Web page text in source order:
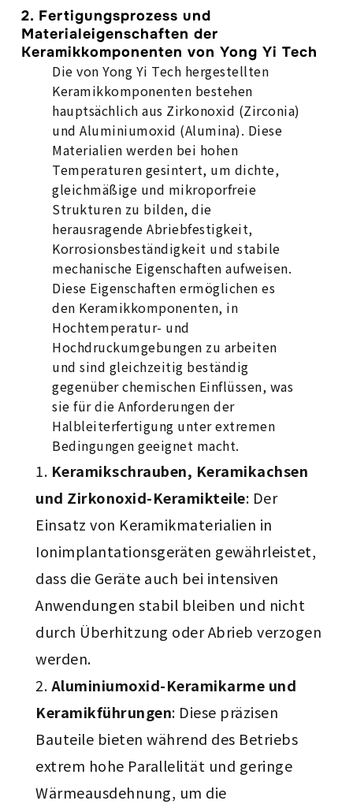
2. Fertigungsprozess und
Materialeigenschaften der
Keramikkomponenten von Yong Yi Tech
Die von Yong Yi Tech hergestellten
Keramikkomponenten bestehen
hauptsächlich aus Zirkonoxid (Zirconia)
und Aluminiumoxid (Alumina). Diese
Materialien werden bei hohen
Temperaturen gesintert, um dichte,
gleichmäßige und mikroporfreie
Strukturen zu bilden, die
herausragende Abriebfestigkeit,
Korrosionsbeständigkeit und stabile
mechanische Eigenschaften aufweisen.
Diese Eigenschaften ermöglichen es
den Keramikkomponenten, in
Hochtemperatur- und
Hochdruckumgebungen zu arbeiten
und sind gleichzeitig beständig
gegenüber chemischen Einflüssen, was
sie für die Anforderungen der
Halbleiterfertigung unter extremen
Bedingungen geeignet macht.
Keramikschrauben, Keramikachsen
und Zirkonoxid-Keramikteile: Der
Einsatz von Keramikmaterialien in
Ionimplantationsgeräten gewährleistet,
dass die Geräte auch bei intensiven
Anwendungen stabil bleiben und nicht
durch Überhitzung oder Abrieb verzogen
werden.
Aluminiumoxid-Keramikarme und
Keramikführungen: Diese präzisen
Bauteile bieten während des Betriebs
extrem hohe Parallelität und geringe
Wärmeausdehnung, um die